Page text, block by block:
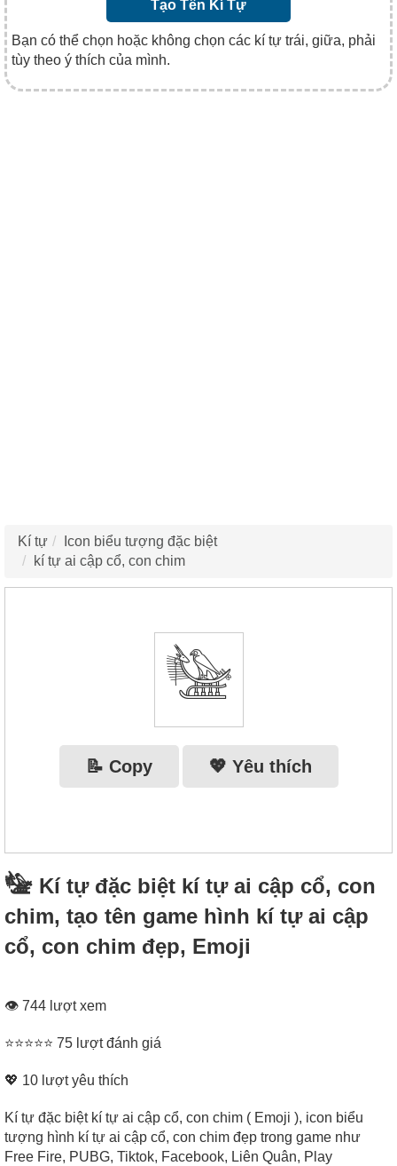
Tạo Tên Kí Tự
Bạn có thể chọn hoặc không chọn các kí tự trái, giữa, phải
tùy theo ý thích của mình.
Kí tự
Icon biểu tượng đặc biệt
kí tự ai cập cổ, con chim
𓅋
📝 Copy 💖 Yêu thích
𓅋 Kí tự đặc biệt kí tự ai cập cổ, con
chim, tạo tên game hình kí tự ai cập
cổ, con chim đẹp, Emoji
👁 744 lượt xem
⭐⭐⭐⭐⭐ 75 lượt đánh giá
💖 10 lượt yêu thích
Kí tự đặc biệt kí tự ai cập cổ, con chim ( Emoji ), icon biểu
tượng hình kí tự ai cập cổ, con chim đẹp trong game như
Free Fire, PUBG, Tiktok, Facebook, Liên Quân, Play